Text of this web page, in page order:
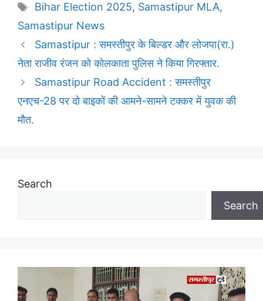
Tags
Bihar Election 2025, Samastipur MLA,
Samastipur News
Samastipur : समस्तीपुर के बिल्डर और लोजपा(रा.)
नेता राजीव रंजन को कोलकाता पुलिस ने किया गिरफ्तार.
Samastipur Road Accident : समस्तीपुर
एनएच-28 पर दो बाइकों की आमने-सामने टक्कर में युवक की
मौत.
Search
Search